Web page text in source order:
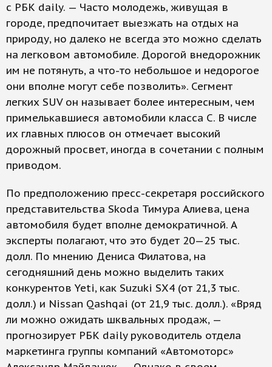
с РБК daily. — Часто молодежь, живущая в
городе, предпочитает выезжать на отдых на
природу, но далеко не всегда это можно сделать
на легковом автомобиле. Дорогой внедорожник
им не потянуть, а что-то небольшое и недорогое
они вполне могут себе позволить». Сегмент
легких SUV он называет более интересным, чем
примелькавшиеся автомобили класса С. В числе
их главных плюсов он отмечает высокий
дорожный просвет, иногда в сочетании с полным
приводом.
По предположению пресс-секретаря российского
представительства Skoda Тимура Алиева, цена
автомобиля будет вполне демократичной. А
эксперты полагают, что это будет 20—25 тыс.
долл. По мнению Дениса Филатова, на
сегодняшний день можно выделить таких
конкурентов Yeti, как Suzuki SX4 (от 21,3 тыс.
долл.) и Nissan Qashqai (от 21,9 тыс. долл.). «Вряд
ли можно ожидать шквальных продаж, —
прогнозирует РБК daily руководитель отдела
маркетинга группы компаний «Автомоторс»